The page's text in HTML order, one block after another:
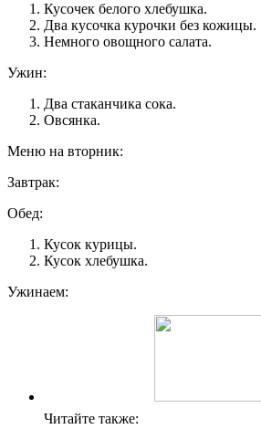
Кусочек белого хлебушка.
Два кусочка курочки без кожицы.
Немного овощного салата.
Ужин:
Два стаканчика сока.
Овсянка.
Меню на вторник:
Завтрак:
Обед:
Кусок курицы.
Кусок хлебушка.
Ужинаем:
Читайте также: